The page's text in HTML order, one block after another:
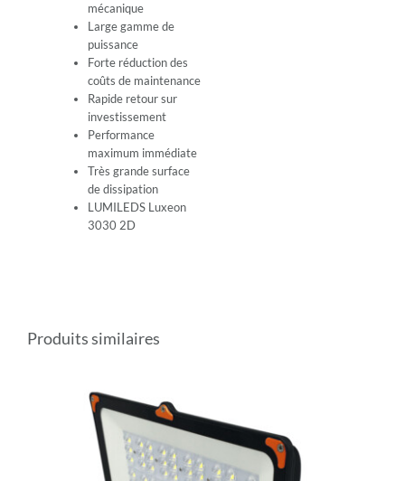
mécanique
Large gamme de
puissance
Forte réduction des
coûts de maintenance
Rapide retour sur
investissement
Performance
maximum immédiate
Très grande surface
de dissipation
LUMILEDS Luxeon
3030 2D
Produits similaires